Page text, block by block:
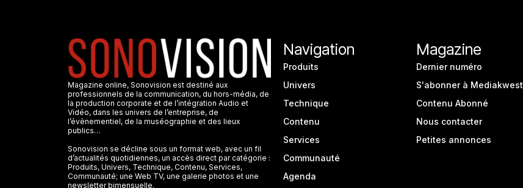
Magazine online, Sonovision est destiné aux
professionnels de la communication, du hors-média, de
la production corporate et de l’intégration Audio et
Vidéo, dans les univers de l’entreprise, de
l’évènementiel, de la muséographie et des lieux
publics…
Sonovision se décline sous un format web, avec un fil
d’actualités quotidiennes, un accès direct par catégorie :
Produits, Univers, Technique, Contenu, Services,
Communauté; une Web TV, une galerie photos et une
newsletter bimensuelle.
Navigation
Produits
Univers
Technique
Contenu
Services
Communauté
Agenda
Magazine
Dernier numéro
S'abonner à Mediakwest
Contenu Abonné
Nous contacter
Petites annonces